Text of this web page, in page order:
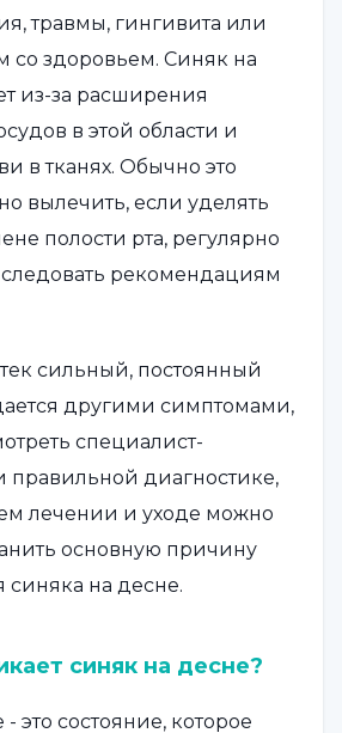
травмы, гингивита или
со здоровьем. Синяк на
из-за расширения
в этой области и
в тканях. Обычно это
вылечить, если уделять
полости рта, регулярно
рекомендациям
сильный, постоянный
другими симптомами,
специалист-
правильной диагностике,
лечении и уходе можно
основную причину
синяка на десне.
синяк на десне?
это состояние, которое